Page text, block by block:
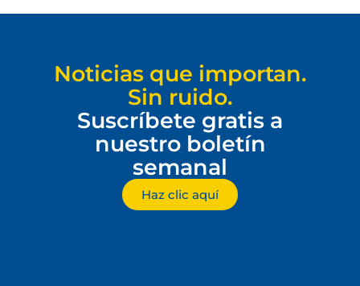
Noticias que importan.
Sin ruido.
Suscríbete gratis a
nuestro boletín
semanal
Haz clic aquí